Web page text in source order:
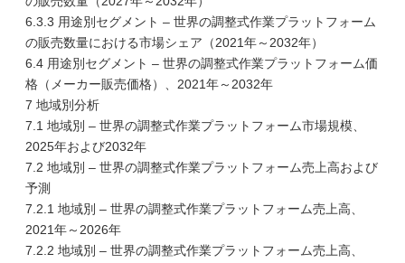
6.3.3 用途別セグメント – 世界の調整式作業プラットフォーム
の販売数量における市場シェア（2021年～2032年）
6.4 用途別セグメント – 世界の調整式作業プラットフォーム価
格（メーカー販売価格）、2021年～2032年
7 地域別分析
7.1 地域別 – 世界の調整式作業プラットフォーム市場規模、
2025年および2032年
7.2 地域別 – 世界の調整式作業プラットフォーム売上高および
予測
7.2.1 地域別 – 世界の調整式作業プラットフォーム売上高、
2021年～2026年
7.2.2 地域別 – 世界の調整式作業プラットフォーム売上高、